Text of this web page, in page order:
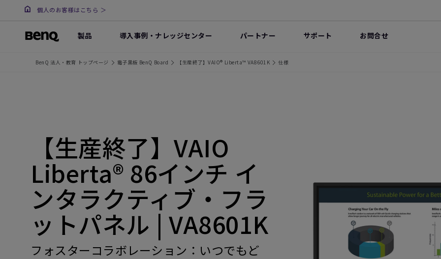
個人のお客様はこちら ＞
製品 導入事例・ナレッジセンター パートナー サポート お問合せ
BenQ 法人・教育 トップページ 電子黒板 BenQ Board 【生産終了】VAIO® Liberta™ VA8601K 仕様
【生産終了】VAIO
Liberta® 86インチ イ
ンタラクティブ・フラ
ットパネル | VA8601K
フォスターコラボレーション：いつでもど